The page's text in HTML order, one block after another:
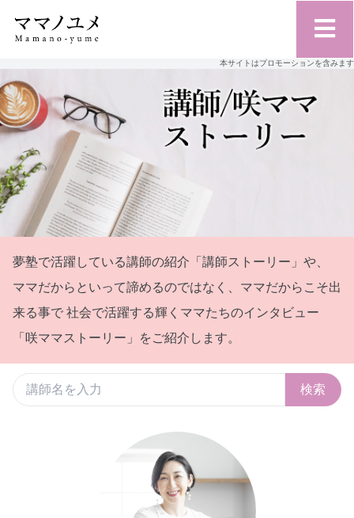
本サイトはプロモーションを含みます
夢塾で活躍している講師の紹介「講師ストーリー」や、
ママだからといって諦めるのではなく、ママだからこそ出
来る事で 社会で活躍する輝くママたちのインタビュー
「咲ママストーリー」をご紹介します。
検索